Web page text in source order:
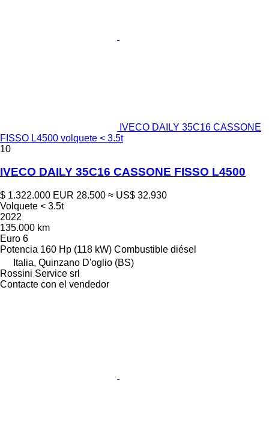
IVECO DAILY 35C16 CASSONE
FISSO L4500 volquete < 3.5t
10
IVECO DAILY 35C16 CASSONE FISSO L4500
$ 1.322.000 EUR 28.500 ≈ US$ 32.930
Volquete < 3.5t
2022
135.000 km
Euro 6
Potencia 160 Hp (118 kW) Combustible diésel
Italia, Quinzano D'oglio (BS)
Rossini Service srl
Contacte con el vendedor